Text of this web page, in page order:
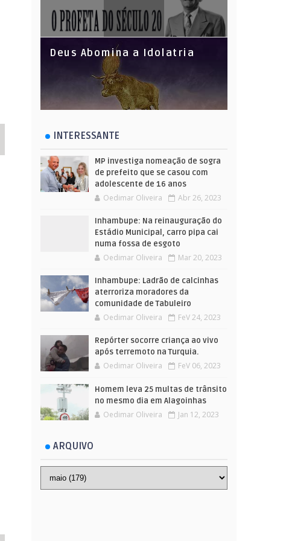
Deus Abomina a Idolatria
INTERESSANTE
MP investiga nomeação de sogra
de prefeito que se casou com
adolescente de 16 anos
Oedimar Oliveira Abr 26, 2023
Inhambupe: Na reinauguração do
Estádio Municipal, carro pipa cai
numa fossa de esgoto
Oedimar Oliveira Mar 20, 2023
Inhambupe: Ladrão de calcinhas
aterroriza moradores da
comunidade de Tabuleiro
Oedimar Oliveira FeV 24, 2023
Repórter socorre criança ao vivo
após terremoto na Turquia.
Oedimar Oliveira FeV 06, 2023
Homem leva 25 multas de trânsito
no mesmo dia em Alagoinhas
Oedimar Oliveira Jan 12, 2023
ARQUIVO